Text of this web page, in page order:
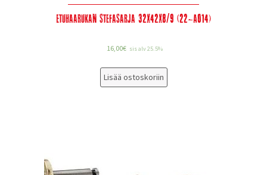
Etuhaarukan stefasarja 32x42x8/9 (22-A014)
16,00€ sis alv 25.5%
Lisää ostoskoriin